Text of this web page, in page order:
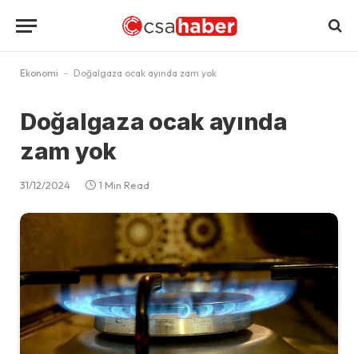
Ekonomi - Doğalgaza ocak ayında zam yok
Doğalgaza ocak ayında
zam yok
31/12/2024 1 Min Read